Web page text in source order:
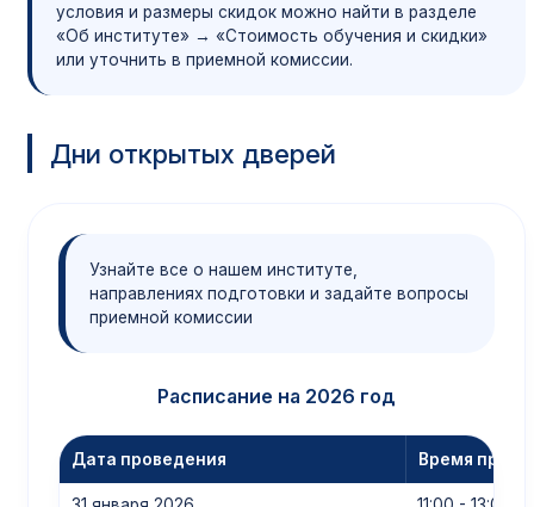
условия и размеры скидок можно найти в разделе
«Об институте» → «Стоимость обучения и скидки»
или уточнить в приемной комиссии.
Дни открытых дверей
Узнайте все о нашем институте,
направлениях подготовки и задайте вопросы
приемной комиссии
Расписание на 2026 год
Дата проведения Время